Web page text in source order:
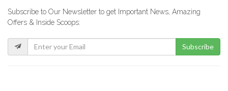
Subscribe to Our Newsletter to get Important News, Amazing
Offers & Inside Scoops:
Subscribe